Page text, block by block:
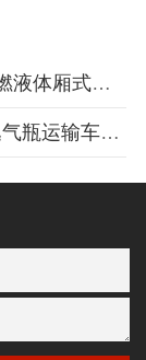
上一篇：青海王总订购的20台跃进易燃液体厢式车首批10台发车
下一篇：内蒙吴总订购的6台东风途逸气瓶运输车发车